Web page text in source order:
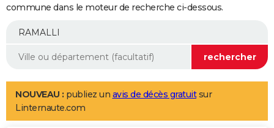
Essais
Réserver un essai
Citadines
Berlines
SUV
Forum auto
+
Mobiles
Meilleur smartphone
Internet
Ordinateurs
Jeux vidéo
Guide high-tech
Aménagement intérieur
LIFESTYLE
Art de vivre
Bien-être
Loisirs
Mode
Modes de vie
commune dans le moteur de recherche ci-dessous.
NOUVEAU : publiez un avis de décès gratuitsur
Linternaute.com